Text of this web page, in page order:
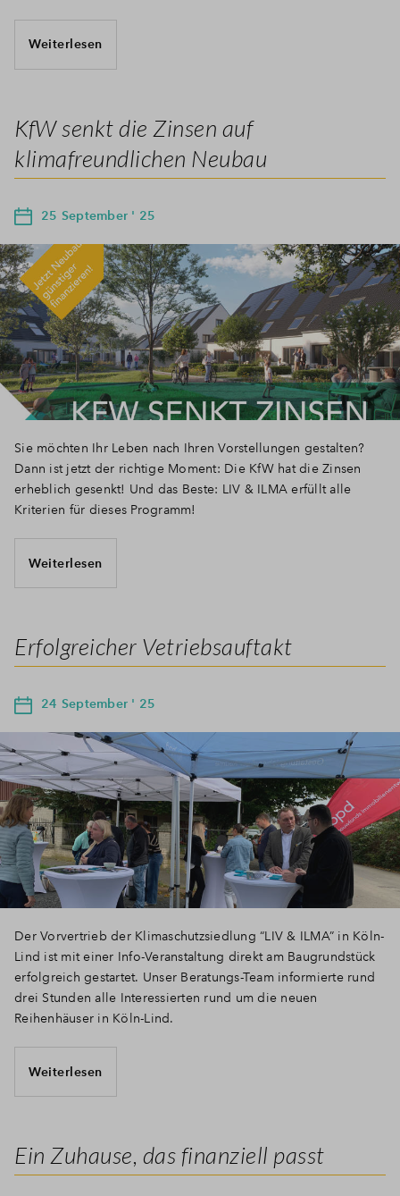
Weiterlesen
KfW senkt die Zinsen auf
klimafreundlichen Neubau
25 September ' 25
Sie möchten Ihr Leben nach Ihren Vorstellungen gestalten?
Dann ist jetzt der richtige Moment: Die KfW hat die Zinsen
erheblich gesenkt! Und das Beste: LIV & ILMA erfüllt alle
Kriterien für dieses Programm!
Weiterlesen
Erfolgreicher Vetriebsauftakt
24 September ' 25
Der Vorvertrieb der Klimaschutzsiedlung “LIV & ILMA” in Köln-
Lind ist mit einer Info-Veranstaltung direkt am Baugrundstück
erfolgreich gestartet. Unser Beratungs-Team informierte rund
drei Stunden alle Interessierten rund um die neuen
Reihenhäuser in Köln-Lind.
Weiterlesen
Ein Zuhause, das finanziell passt